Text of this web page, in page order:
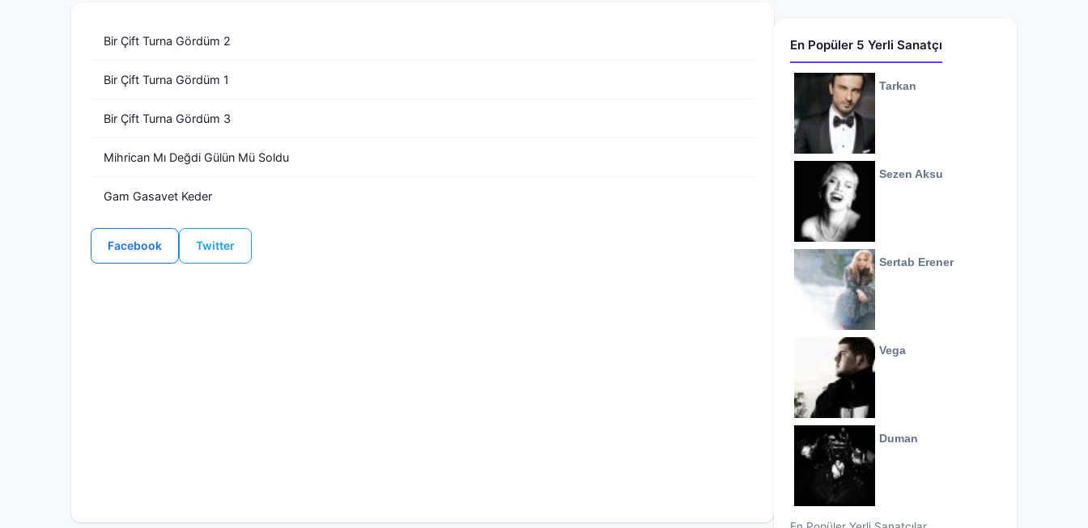
Bir Çift Turna Gördüm 2
Bir Çift Turna Gördüm 1
Bir Çift Turna Gördüm 3
Mihrican Mı Değdi Gülün Mü Soldu
Gam Gasavet Keder
Facebook Twitter
En Popüler 5 Yerli Sanatçı
Tarkan
Sezen Aksu
Sertab Erener
Vega
Duman